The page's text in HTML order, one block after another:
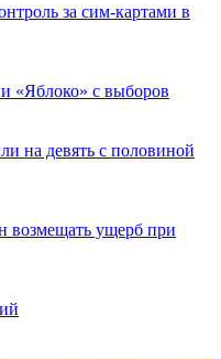
за сим-картами в
«Яблоко» с выборов
на девять с половиной
возмещать ущерб при